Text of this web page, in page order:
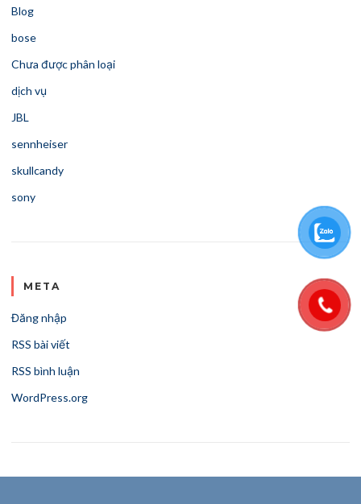
Blog
bose
Chưa được phân loại
dịch vụ
JBL
sennheiser
skullcandy
sony
META
Đăng nhập
RSS bài viết
RSS bình luận
WordPress.org